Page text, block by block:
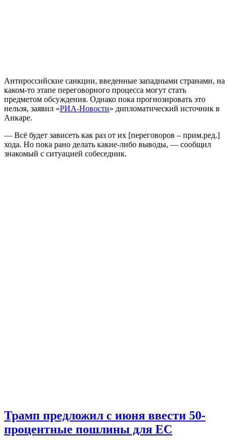
Антироссийские санкции, введенные западными странами, на
каком-то этапе переговорного процесса могут стать
предметом обсуждения. Однако пока прогнозировать это
нельзя, заявил «РИА-Новости» дипломатический источник в
Анкаре.
— Всё будет зависеть как раз от их [переговоров – прим.ред.]
хода. Но пока рано делать какие-либо выводы, — сообщил
знакомый с ситуацией собеседник.
Трамп предложил с июня ввести 50-
процентные пошлины для ЕС